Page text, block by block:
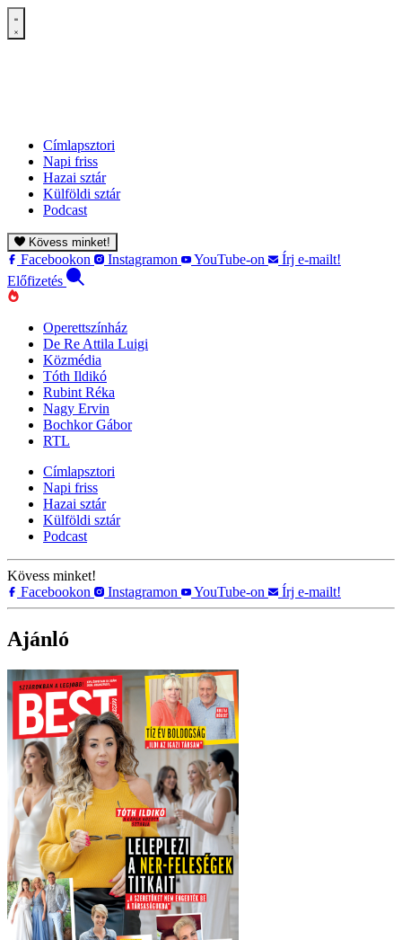
Címlapsztori
Napi friss
Hazai sztár
Külföldi sztár
Podcast
Kövess minket!
Facebookon Instagramon YouTube-on
Írj e-mailt!
Előfizetés
Operettszínház
De Re Attila Luigi
Közmédia
Tóth Ildikó
Rubint Réka
Nagy Ervin
Bochkor Gábor
RTL
Címlapsztori
Napi friss
Hazai sztár
Külföldi sztár
Podcast
Kövess minket!
Facebookon
Instagramon YouTube-on Írj e-mailt!
Ajánló